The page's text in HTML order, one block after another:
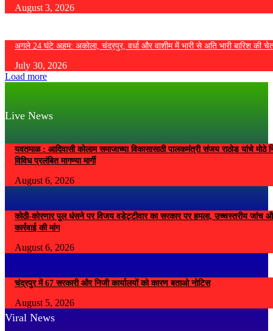
August 3, 2026
अगले 24 घंटे अहम: अकोला, चंद्रपुर, वर्धा और वाशीम में भारी से अति भारी बारिश की
July 30, 2026
Load more
Live News
यवतमाळ : आदिवासी कोलाम समाजाच्या विकासासाठी पालकमंत्री संजय राठोड यांचे मोठे
विविध प्रलंबित मागण्या मार्गी
August 6, 2026
कोठी-कोरणार पुल धंसने पर विजय वडेट्टीवार का सरकार पर हमला, उच्चस्तरीय जांच
कार्रवाई की मांग
August 6, 2026
चंद्रपुर में 67 सरकारी और निजी कार्यालयों को कारण बताओ नोटिस
August 5, 2026
Viral News